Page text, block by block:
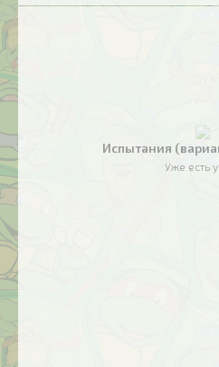
Испытания
Уже есть у: